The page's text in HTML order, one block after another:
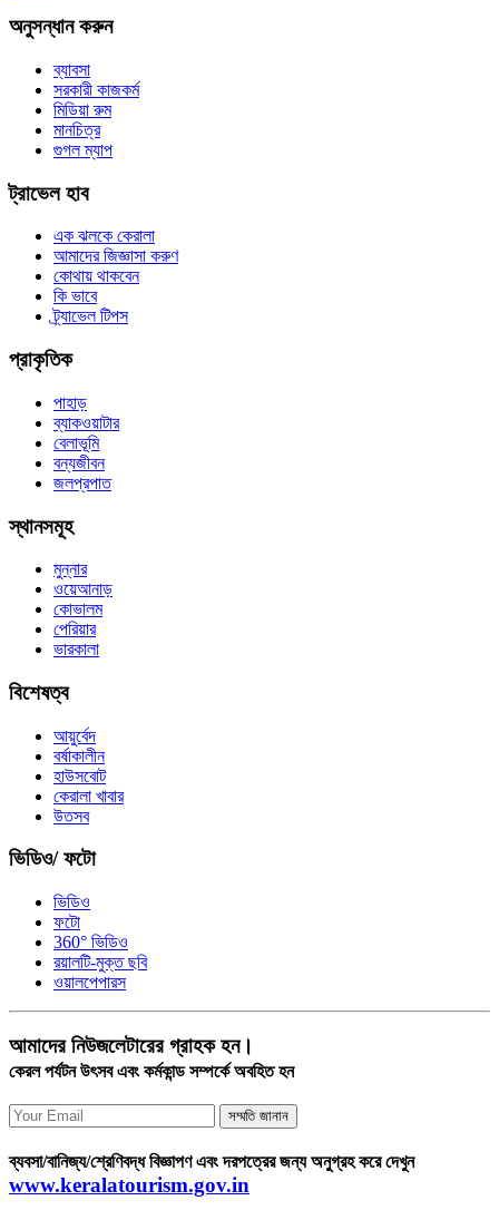
অনুসন্ধান করুন
ব্যাবসা
সরকারী কাজকর্ম
মিডিয়া রুম
মানচিত্র
গুগল ম্যাপ
ট্রাভেল হাব
এক ঝলকে কেরালা
আমাদের জিজ্ঞাসা করুণ
কোথায় থাকবেন
কি ভাবে
ট্র্যাভেল টিপস
প্রাকৃতিক
পাহাড়
ব্যাকওয়াটার
বেলাভূমি
বন্যজীবন
জলপ্রপাত
স্থানসমূহ
মুন্নার
ওয়েআনাড়
কোভালম
পেরিয়ার
ভারকালা
বিশেষত্ব
আয়ুর্বেদ
বর্ষাকালীন
হাউসবোট
কেরালা খাবার
উতসব
ভিডিও/ ফটো
ভিডিও
ফটো
360° ভিডিও
রয়ালটি-মুক্ত ছবি
ওয়ালপেপারস
আমাদের নিউজলেটারের গ্রাহক হন।
কেরল পর্যটন উৎসব এবং কর্মকান্ড সম্পর্কে অবহিত হন
সম্মতি জানান
ব্যবসা/বানিজ্য/শ্রেণিবদ্ধ বিজ্ঞাপণ এবং দরপত্রের জন্য অনুগ্রহ করে দেখুন
www.keralatourism.gov.in